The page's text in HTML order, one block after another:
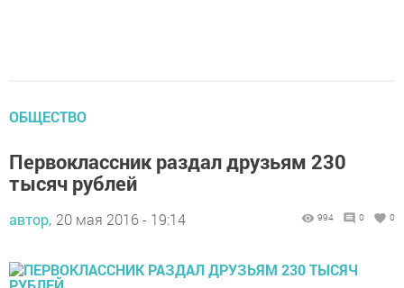
ОБЩЕСТВО
Первоклассник раздал друзьям 230
тысяч рублей
автор, 20 мая 2016 - 19:14 994 0 0